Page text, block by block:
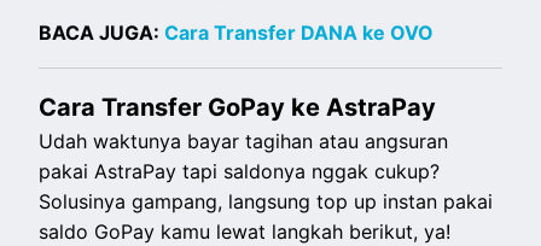
BACA JUGA:Cara Transfer DANA ke OVO
Cara Transfer GoPay ke AstraPay
Udah waktunya bayar tagihan atau angsuran
pakai AstraPay tapi saldonya nggak cukup?
Solusinya gampang, langsung top up instan pakai
saldo GoPay kamu lewat langkah berikut, ya!